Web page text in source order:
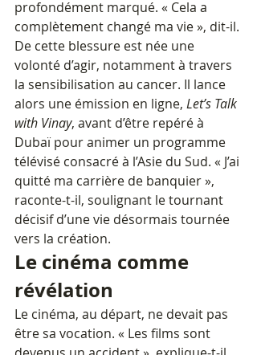
profondément marqué. « Cela a
complètement changé ma vie », dit-il.
De cette blessure est née une
volonté d’agir, notamment à travers
la sensibilisation au cancer. Il lance
alors une émission en ligne, Let’s Talk
with Vinay, avant d’être repéré à
Dubaï pour animer un programme
télévisé consacré à l’Asie du Sud. « J’ai
quitté ma carrière de banquier »,
raconte-t-il, soulignant le tournant
décisif d’une vie désormais tournée
vers la création.
Le cinéma comme
révélation
Le cinéma, au départ, ne devait pas
être sa vocation. « Les films sont